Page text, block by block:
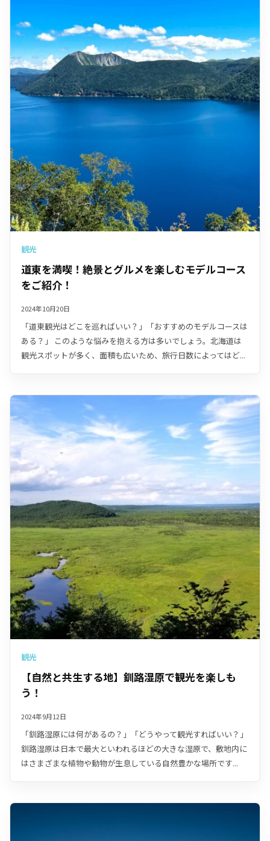
観光
道東を満喫！絶景とグルメを楽しむモデルコース
をご紹介！
2024年10月20日
「道東観光はどこを巡ればいい？」「おすすめのモデルコースは
ある？」 このような悩みを抱える方は多いでしょう。北海道は
観光スポットが多く、面積も広いため、旅行日数によってはど...
観光
【自然と共生する地】釧路湿原で観光を楽しも
う！
2024年9月12日
「釧路湿原には何があるの？」「どうやって観光すればいい？」
釧路湿原は日本で最大といわれるほどの大きな湿原で、敷地内に
はさまざまな植物や動物が生息している自然豊かな場所です...